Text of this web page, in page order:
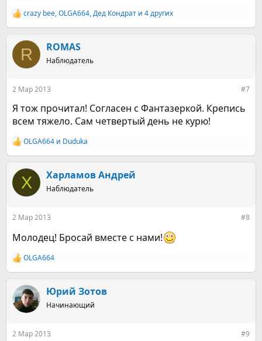
Р
е
к
ц
и
crazy bee,OLGA664,Дед Кондрат и 4 других
R ROMAS
Наблюдатель
2 Мар 2013 #7
Я тож прочитал! Согласен с Фантазеркой. Крепись
всем тяжело. Сам четвертый день не курю!
Р
е
к
ц
и
OLGA664 и Duduka
Х Харламов Андрей
Наблюдатель
2 Мар 2013 #8
Молодец! Бросай вместе с нами!
Р
е
к
ц
и
OLGA664
Юрий Зотов
Начинающий
2 Мар 2013 #9